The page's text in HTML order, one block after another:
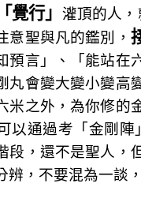
「覺行」 灌頂的人
意聖與凡的鑑別，
預言」、「能站在
丸會變大變小變高
米之外，為你修
以通過考「金剛
段，還不是聖人，
辨，不要混為一談